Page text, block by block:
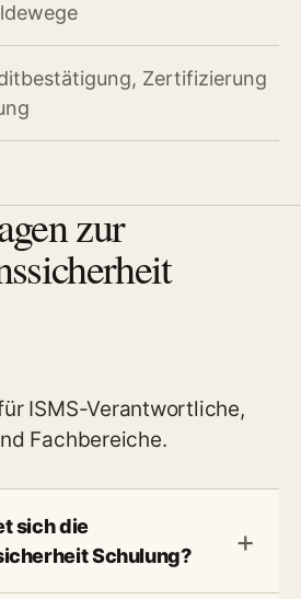
Zertifizierung
zur
ISMS-Verantwortliche,
Fachbereiche.
sich die
Schulung?